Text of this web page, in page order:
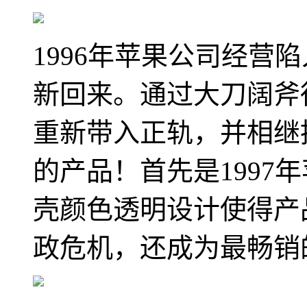
1996年苹果公司经营
新回来。通过大刀阔
重新带入正轨，并相
的产品！首先是1997
壳颜色透明设计使得
政危机，还成为最畅